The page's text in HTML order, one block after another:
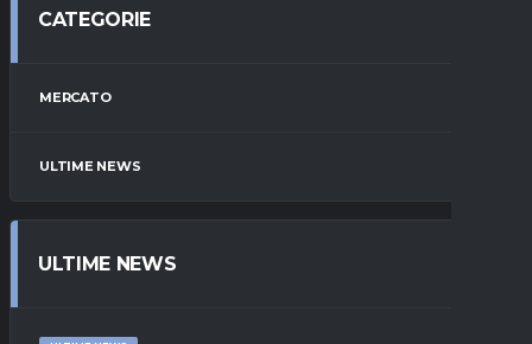
CATEGORIE
MERCATO
ULTIME NEWS
ULTIME NEWS